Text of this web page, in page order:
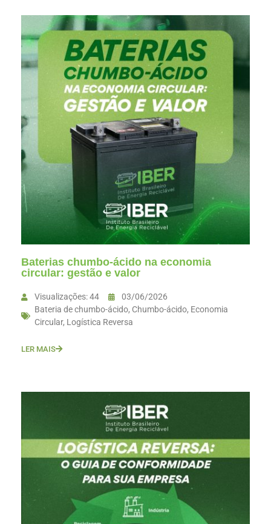
Baterias chumbo-ácido na economia
circular: gestão e valor
Visualizações: 44
03/06/2026
Bateria de chumbo-ácido, Chumbo-ácido, Economia
Circular, Logística Reversa
LER MAIS